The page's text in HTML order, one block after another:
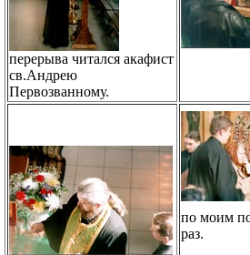
перерыва читался акафист
св.Андрею
Первозванному.
по моим
раз.